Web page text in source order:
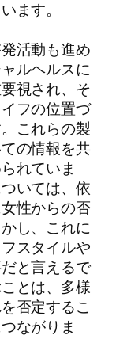
ます。
活動も進め
ルヘルスに
視され、そ
フの位置づ
これらの製
の情報を共
れていま
いては、依
性からの否
し、これに
スタイルや
と言えるで
とは、多様
否定するこ
ながりま